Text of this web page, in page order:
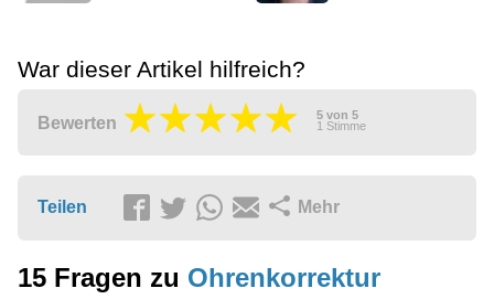
War dieser Artikel hilfreich?
Bewerten 5 von 5
1 Stimme
Teilen Mehr
15 Fragen zu Ohrenkorrektur